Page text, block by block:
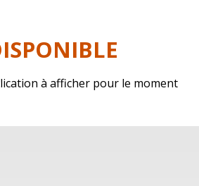
à afficher pour le moment